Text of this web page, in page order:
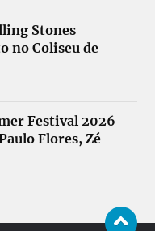
Stones
no Coliseu de
Festival 2026
Flores, Zé